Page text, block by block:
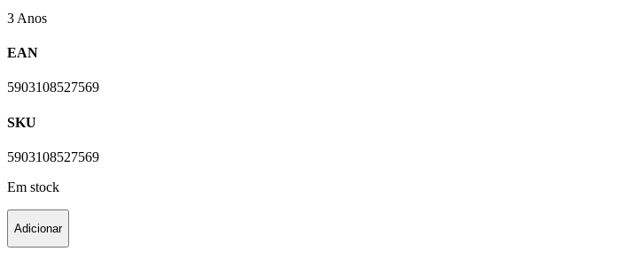
3 Anos
EAN
5903108527569
SKU
5903108527569
Em stock
Adicionar